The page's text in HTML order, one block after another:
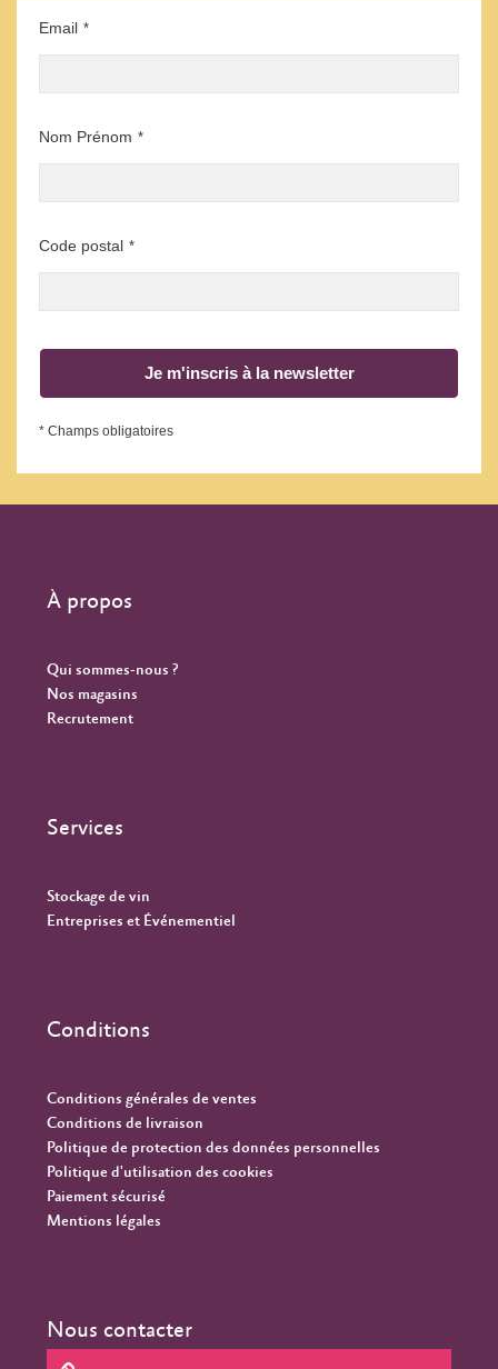
Email *
Nom Prénom *
Code postal *
Je m'inscris à la newsletter
* Champs obligatoires
À propos
Qui sommes-nous ?
Nos magasins
Recrutement
Services
Stockage de vin
Entreprises et Événementiel
Conditions
Conditions générales de ventes
Conditions de livraison
Politique de protection des données personnelles
Politique d'utilisation des cookies
Paiement sécurisé
Mentions légales
Nous contacter